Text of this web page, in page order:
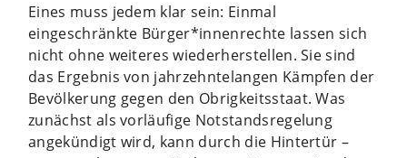
Eines muss jedem klar sein: Einmal
eingeschränkte Bürger*innenrechte lassen sich
nicht ohne weiteres wiederherstellen. Sie sind
das Ergebnis von jahrzehntelangen Kämpfen der
Bevölkerung gegen den Obrigkeitsstaat. Was
zunächst als vorläufige Notstandsregelung
angekündigt wird, kann durch die Hintertür –